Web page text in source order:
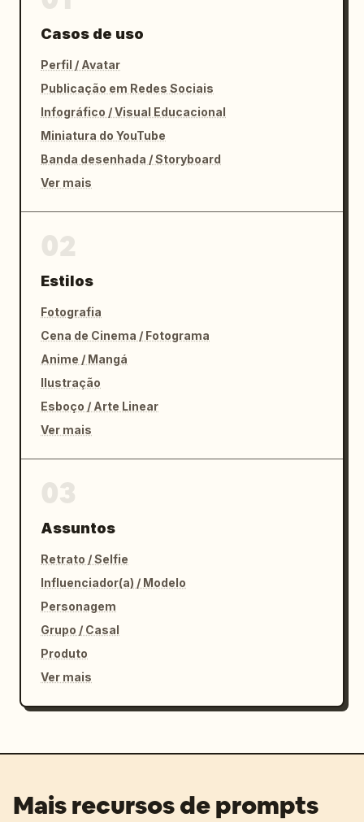
Casos de uso
Perfil / Avatar
Publicação em Redes Sociais
Infográfico / Visual Educacional
Miniatura do YouTube
Banda desenhada / Storyboard
Ver mais
Estilos
Fotografia
Cena de Cinema / Fotograma
Anime / Mangá
Ilustração
Esboço / Arte Linear
Ver mais
Assuntos
Retrato / Selfie
Influenciador(a) / Modelo
Personagem
Grupo / Casal
Produto
Ver mais
Mais recursos de prompts